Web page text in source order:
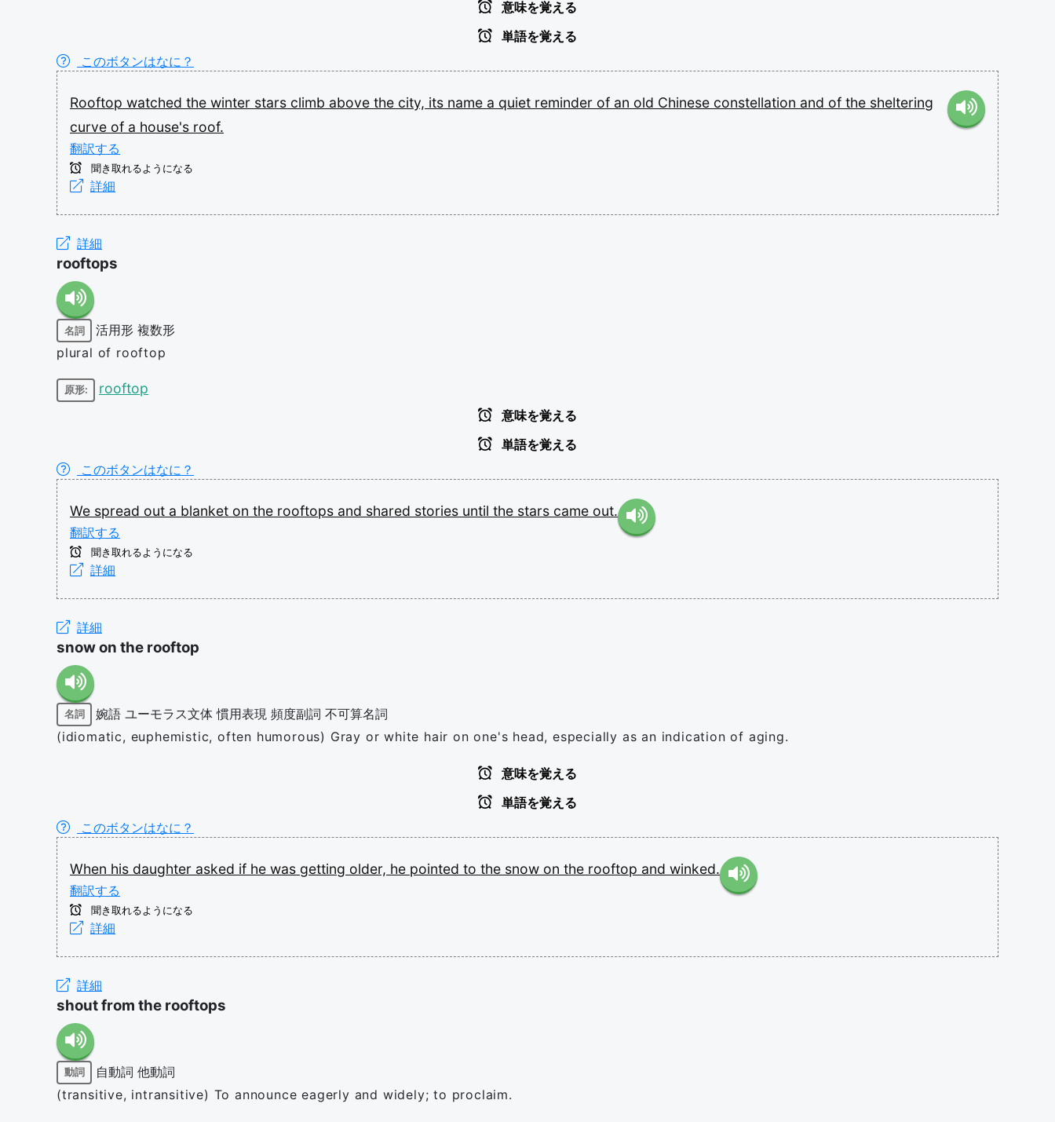
意味を覚える
単語を覚える
このボタンはなに？
Rooftop watched the winter stars climb above the city, its name a quiet reminder of an old Chinese constellation and of the sheltering
curve of a house's roof.
翻訳する
聞き取れるようになる
詳細
詳細
rooftops
名詞 活用形 複数形
plural of rooftop
原形: rooftop
意味を覚える
単語を覚える
このボタンはなに？
We spread out a blanket on the rooftops and shared stories until the stars came out.
翻訳する
聞き取れるようになる
詳細
詳細
snow on the rooftop
名詞 婉語 ユーモラス文体 慣用表現 頻度副詞 不可算名詞
(idiomatic, euphemistic, often humorous) Gray or white hair on one's head, especially as an indication of aging.
意味を覚える
単語を覚える
このボタンはなに？
When his daughter asked if he was getting older, he pointed to the snow on the rooftop and winked.
翻訳する
聞き取れるようになる
詳細
詳細
shout from the rooftops
動詞 自動詞 他動詞
(transitive, intransitive) To announce eagerly and widely; to proclaim.